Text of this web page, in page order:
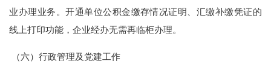
业办理业务。开通单位公积金缴存情况证明、汇缴补缴凭证的
线上打印功能，企业经办无需再临柜办理。
（六）行政管理及党建工作